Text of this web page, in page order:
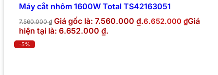
Máy cắt nhôm 1600W Total TS42163051
7.560.000₫ Giá gốc là: 7.560.000 ₫.6.652.000 ₫Giá
hiện tại là: 6.652.000 ₫.
-5%